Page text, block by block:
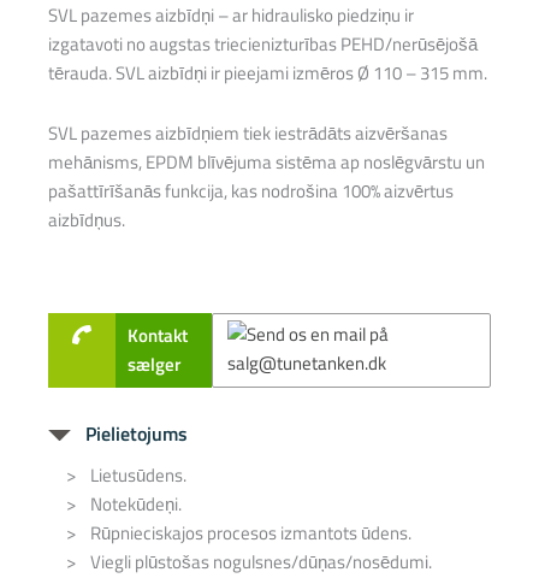
SVL pazemes aizbīdņi – ar hidraulisko piedziņu ir
izgatavoti no augstas triecienizturības PEHD/nerūsējošā
tērauda. SVL aizbīdņi ir pieejami izmēros Ø 110 – 315 mm.
SVL pazemes aizbīdņiem tiek iestrādāts aizvēršanas
mehānisms, EPDM blīvējuma sistēma ap noslēgvārstu un
pašattīrīšanās funkcija, kas nodrošina 100% aizvērtus
aizbīdņus.
Kontakt
sælger
Pielietojums
Lietusūdens.
Notekūdeņi.
Rūpnieciskajos procesos izmantots ūdens.
Viegli plūstošas nogulsnes/dūņas/nosēdumi.